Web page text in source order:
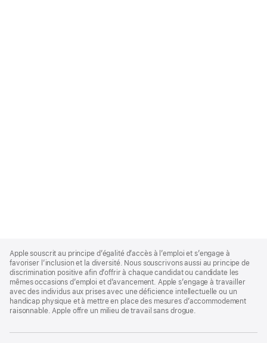
Footer
Apple souscrit au principe d’égalité d’accès à l’emploi et s’engage à
favoriser l’inclusion et la diversité. Nous souscrivons aussi au principe de
discrimination positive afin d’offrir à chaque candidat ou candidate les
mêmes occasions d’emploi et d’avancement. Apple s’engage à travailler
avec des individus aux prises avec une déficience intellectuelle ou un
handicap physique et à mettre en place des mesures d’accommodement
raisonnable. Apple offre un milieu de travail sans drogue.